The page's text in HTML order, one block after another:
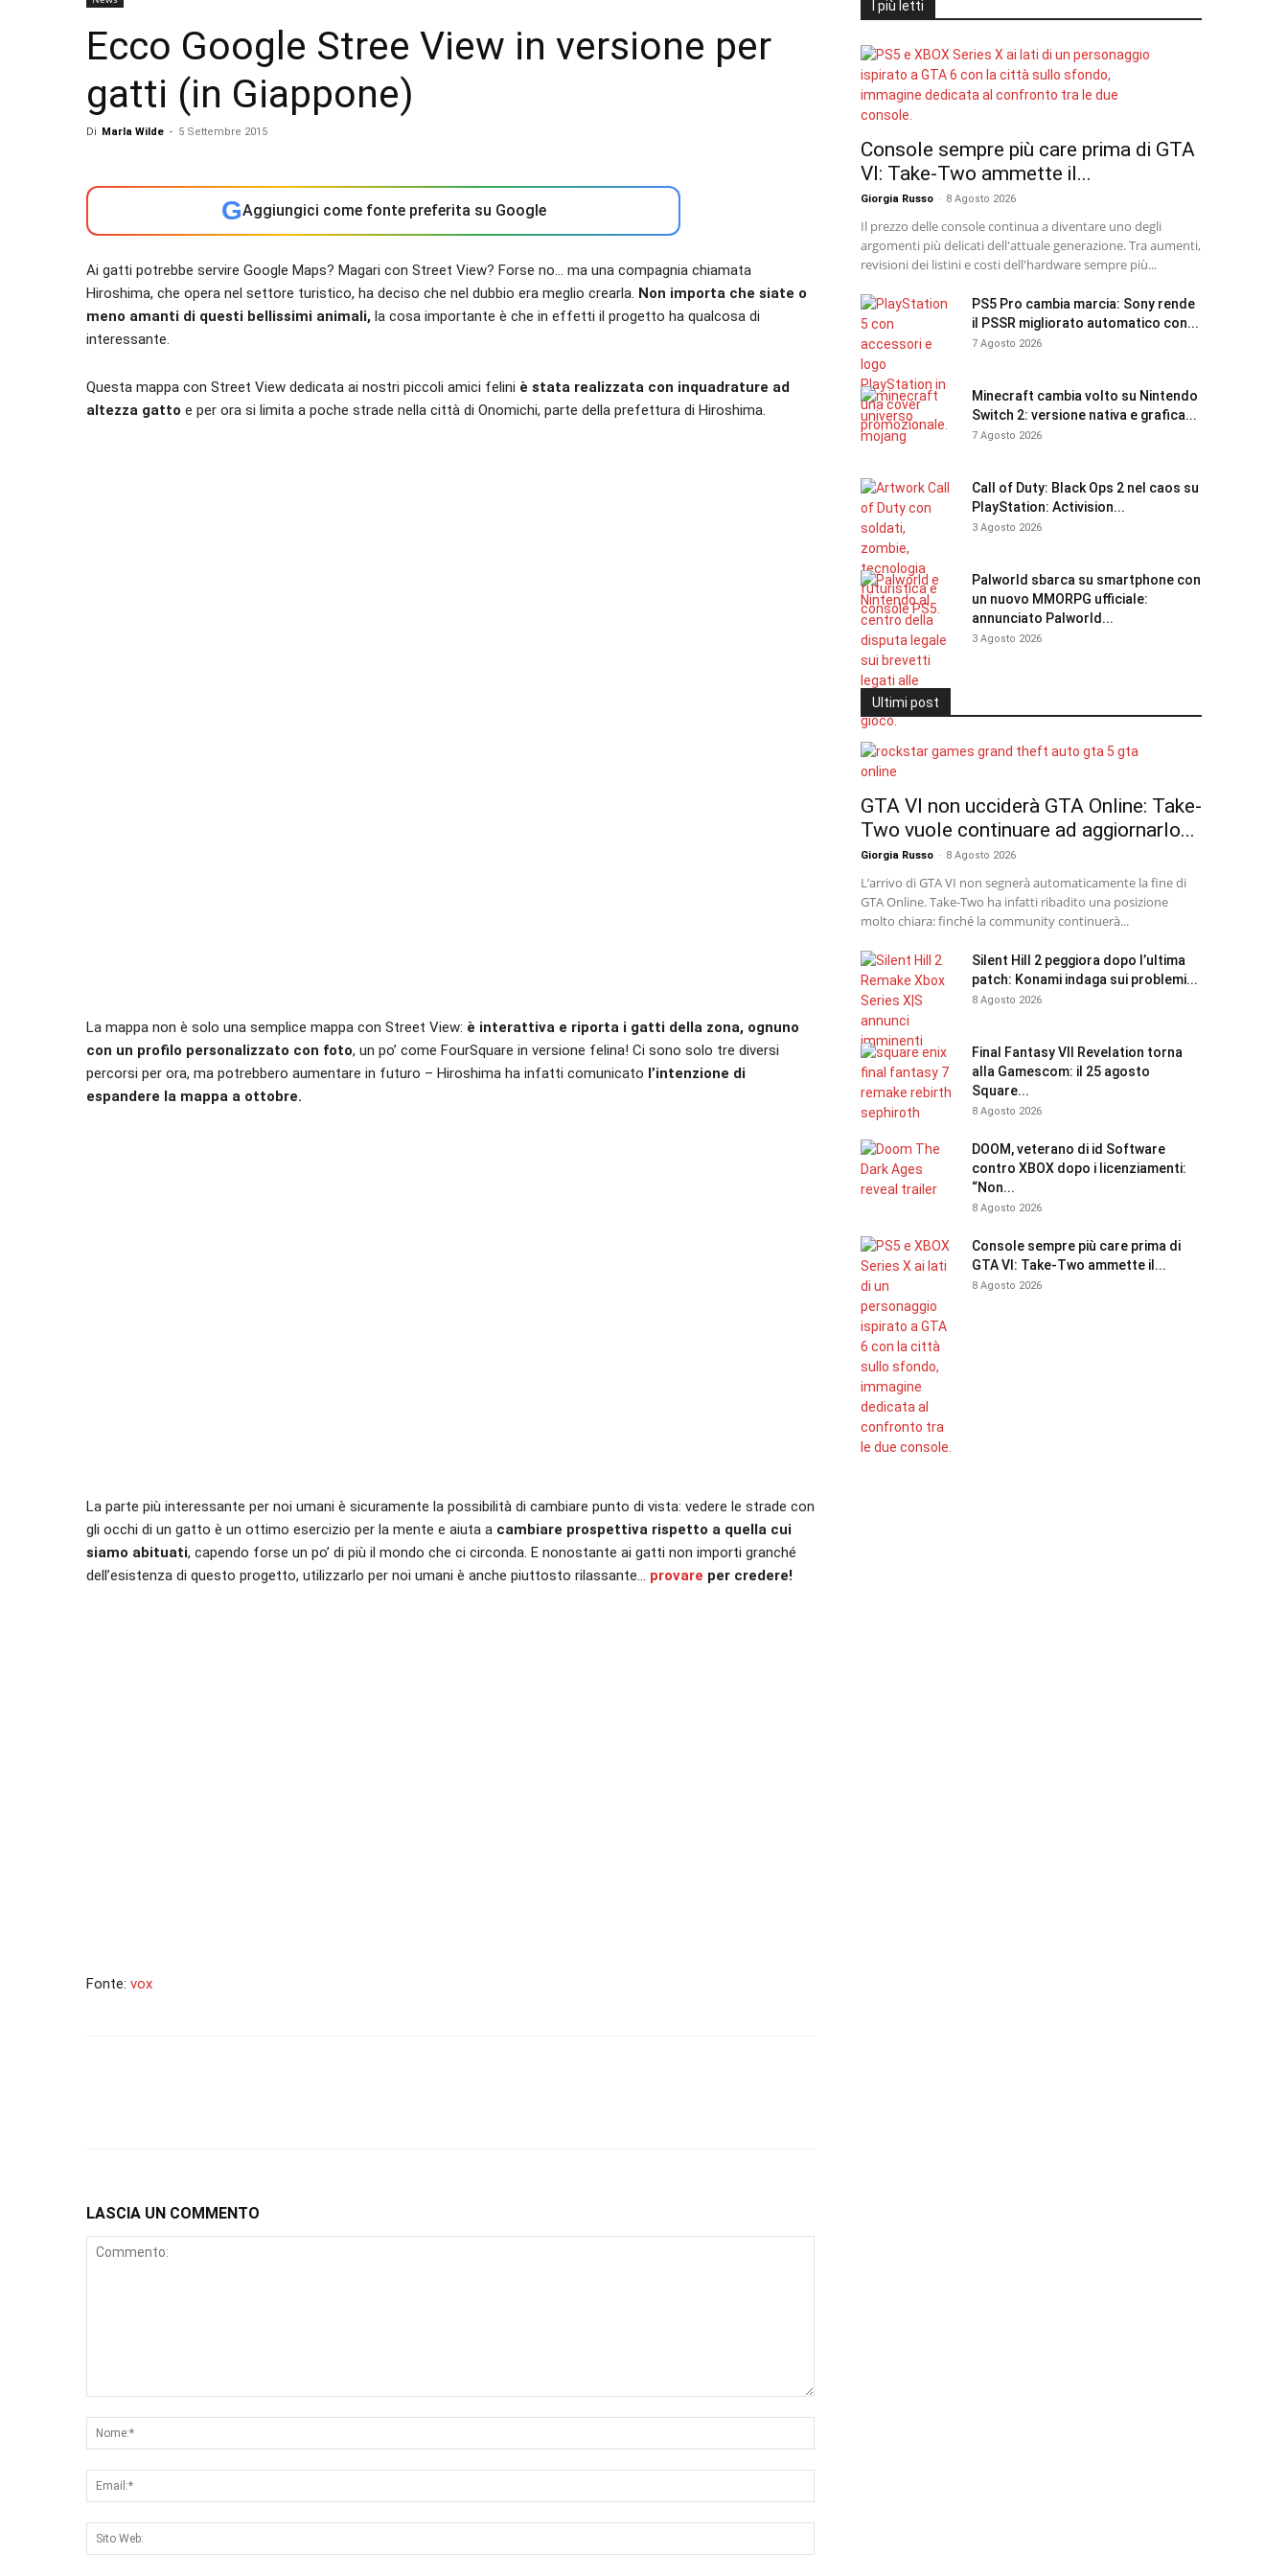
Ecco Google Stree View in versione per
gatti (in Giappone)
Di Marla Wilde - 5 Settembre 2015
GAggiungici come fonte preferita su Google
Ai gatti potrebbe servire Google Maps? Magari con Street View? Forse no… ma una compagnia chiamata
Hiroshima, che opera nel settore turistico, ha deciso che nel dubbio era meglio crearla. Non importa che siate o
meno amanti di questi bellissimi animali, la cosa importante è che in effetti il progetto ha qualcosa di
interessante.
Questa mappa con Street View dedicata ai nostri piccoli amici felini è stata realizzata con inquadrature ad
altezza gatto e per ora si limita a poche strade nella città di Onomichi, parte della prefettura di Hiroshima.
La mappa non è solo una semplice mappa con Street View: è interattiva e riporta i gatti della zona, ognuno
con un profilo personalizzato con foto, un po’ come FourSquare in versione felina! Ci sono solo tre diversi
percorsi per ora, ma potrebbero aumentare in futuro – Hiroshima ha infatti comunicato l’intenzione di
espandere la mappa a ottobre.
La parte più interessante per noi umani è sicuramente la possibilità di cambiare punto di vista: vedere le strade con
gli occhi di un gatto è un ottimo esercizio per la mente e aiuta a cambiare prospettiva rispetto a quella cui
siamo abituati, capendo forse un po’ di più il mondo che ci circonda. E nonostante ai gatti non importi granché
dell’esistenza di questo progetto, utilizzarlo per noi umani è anche piuttosto rilassante… provare per credere!
Fonte: vox
LASCIA UN COMMENTO
I più letti
Console sempre più care prima di GTA
VI: Take-Two ammette il...
Giorgia Russo - 8 Agosto 2026
Il prezzo delle console continua a diventare uno degli
argomenti più delicati dell'attuale generazione. Tra aumenti,
revisioni dei listini e costi dell'hardware sempre più...
PS5 Pro cambia marcia: Sony rende
il PSSR migliorato automatico con...
7 Agosto 2026
Minecraft cambia volto su Nintendo
Switch 2: versione nativa e grafica...
7 Agosto 2026
Call of Duty: Black Ops 2 nel caos su
PlayStation: Activision...
3 Agosto 2026
Palworld sbarca su smartphone con
un nuovo MMORPG ufficiale:
annunciato Palworld...
3 Agosto 2026
Ultimi post
GTA VI non ucciderà GTA Online: Take-
Two vuole continuare ad aggiornarlo...
Giorgia Russo - 8 Agosto 2026
L’arrivo di GTA VI non segnerà automaticamente la fine di
GTA Online. Take-Two ha infatti ribadito una posizione
molto chiara: finché la community continuerà...
Silent Hill 2 peggiora dopo l’ultima
patch: Konami indaga sui problemi...
8 Agosto 2026
Final Fantasy VII Revelation torna
alla Gamescom: il 25 agosto
Square...
8 Agosto 2026
DOOM, veterano di id Software
contro XBOX dopo i licenziamenti:
“Non...
8 Agosto 2026
Console sempre più care prima di
GTA VI: Take-Two ammette il...
8 Agosto 2026